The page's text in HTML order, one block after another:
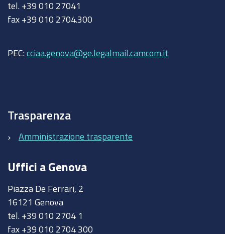
tel. +39 010 27041
fax +39 010 2704.300
PEC: cciaa.genova@ge.legalmail.camcom.it
Trasparenza
Amministrazione trasparente
Uffici a Genova
Piazza De Ferrari, 2
16121 Genova
tel. +39 010 2704 1
fax +39 010 2704 300